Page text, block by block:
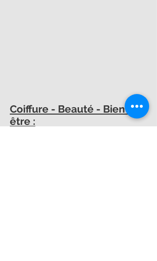
Coiffure - Beauté - Bien-
être :